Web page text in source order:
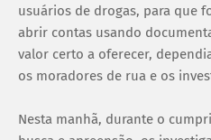
usuários de drogas, para que
abrir contas usando
valor certo a oferecer,
os moradores de rua e os
Nesta manhã, durante o